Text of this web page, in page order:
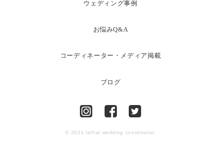
ウェディング事例
お悩みQ&A
コーディネーター・メディア掲載
ブログ
© 2021 la!hal wedding coordinator.